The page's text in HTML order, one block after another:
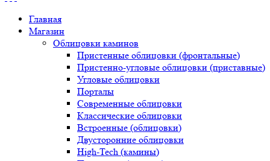
Главная
Магазин
Облицовки каминов
Пристенные облицовки (фронтальные)
Пристенно-угловые облицовки (приставные)
Угловые облицовки
Порталы
Современные облицовки
Классические облицовки
Встроенные (облицовки)
Двусторонние облицовки
High-Tech (камины)